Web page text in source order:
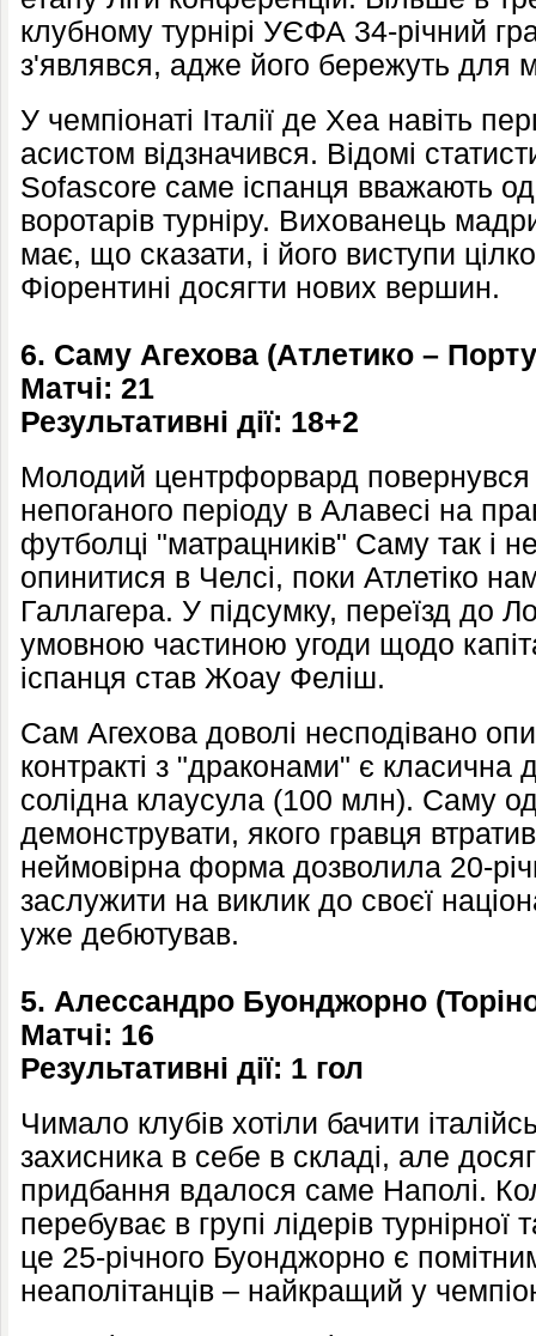
клубному турнірі УЄФА 34-річний
з'являвся, адже його бережуть для
У чемпіонаті Італії де Хеа навіть
асистом відзначився. Відомі
Sofascore саме іспанця вважають
воротарів турніру. Вихованець
має, що сказати, і його виступи
Фіорентині досягти нових вершин.
6. Саму Агехова (Атлетико –
Матчі: 21
Результативні дії: 18+2
Молодий центрфорвард
непоганого періоду в Алавесі на
футболці "матрацників" Саму так і
опинитися в Челсі, поки Атлетіко
Галлагера. У підсумку, переїзд до
умовною частиною угоди щодо
іспанця став Жоау Феліш.
Сам Агехова доволі несподівано
контракті з "драконами" є класична
солідна клаусула (100 млн). Саму
демонструвати, якого гравця
неймовірна форма дозволила 20-
заслужити на виклик до своєї
уже дебютував.
5. Алессандро Буонджорно
Матчі: 16
Результативні дії: 1 гол
Чимало клубів хотіли бачити
захисника в себе в складі, але
придбання вдалося саме Наполі.
перебуває в групі лідерів турнірної
це 25-річного Буонджорно є
неаполітанців – найкращий у